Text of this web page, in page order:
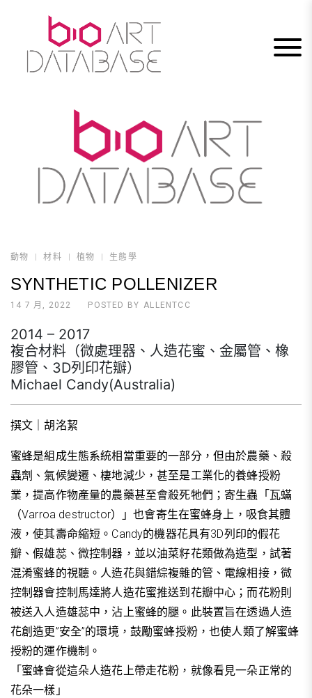
動物 材料 植物 生態學
SYNTHETIC POLLENIZER
14 7 月, 2022 POSTED BY ALLENTCC
2014 – 2017
複合材料（微處理器、人造花蜜、金屬管、橡
膠管、3D列印花瓣）
Michael Candy(Australia)
撰文｜胡洺絜
蜜蜂是組成生態系統相當重要的一部分，但由於農藥、殺
蟲劑、氣候變遷、棲地減少，甚至是工業化的養蜂授粉
業，提高作物產量的農藥甚至會殺死牠們；寄生蟲「瓦蟎
（Varroa destructor）」也會寄生在蜜蜂身上，吸食其體
液，使其壽命縮短。Candy的機器花具有3D列印的假花
瓣、假雄蕊、微控制器，並以油菜籽花類做為造型，試著
混淆蜜蜂的視聽。人造花與錯綜複雜的管、電線相接，微
控制器會控制馬達將人造花蜜推送到花瓣中心；而花粉則
被送入人造雄蕊中，沾上蜜蜂的腿。此裝置旨在透過人造
花創造更”安全”的環境，鼓勵蜜蜂授粉，也使人類了解蜜蜂
授粉的運作機制。
「蜜蜂會從這朵人造花上帶走花粉，就像看見一朵正常的
花朵一樣」